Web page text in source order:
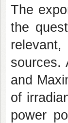
The
the
sources.
and
of
power